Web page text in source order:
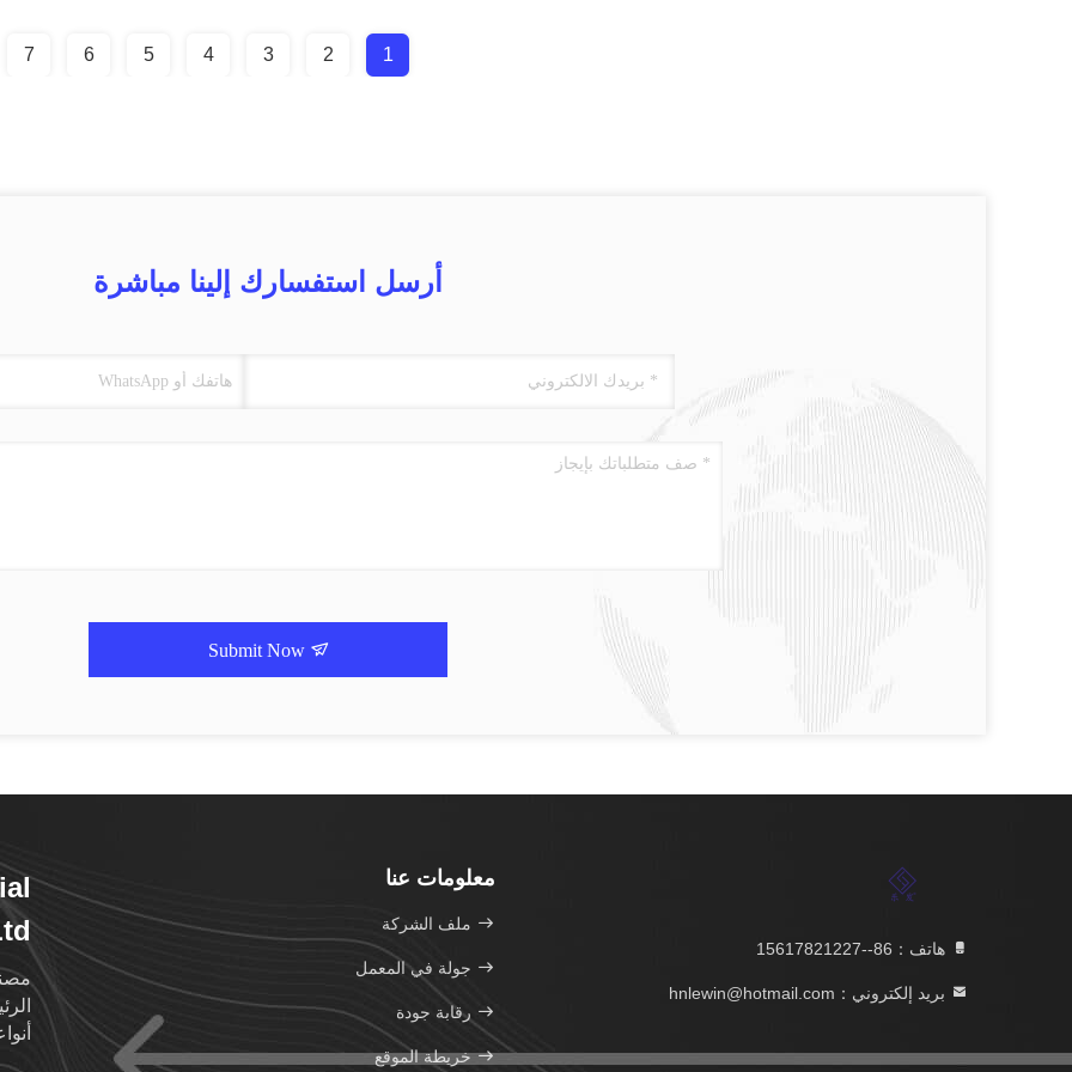
1
2
3
4
5
6
7
أرسل استفسارك إلينا مباشرة
Submit Now
هاتف：86--15617821227
بريد إلكتروني：hnlewin@hotmail.com
معلومات عنا
ملف الشركة
جولة في المعمل
رقابة جودة
خريطة الموقع